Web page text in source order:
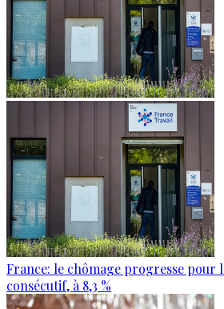
France: le chômage progresse pour
consécutif, à 8,3 %